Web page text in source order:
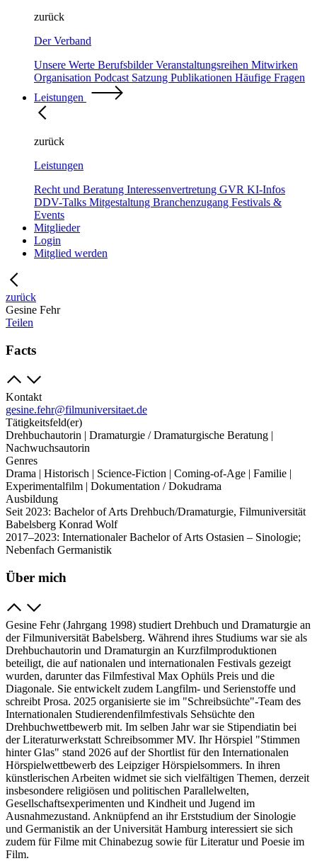
zurück
Der Verband
Unsere Werte BerufsbilderVeranstaltungsreihen Mitwirken
Organisation Podcast Satzung Publikationen Häufige Fragen
Leistungen
zurück
Leistungen
Recht und Beratung Interessenvertretung GVR KI-Infos
DDV-Talks Mitgestaltung Branchenzugang Festivals &
Events
Mitglieder
Login
Mitglied werden
zurück
Gesine Fehr
Teilen
Facts
Kontakt
gesine.fehr@filmuniversitaet.de
Tätigkeitsfeld(er)
Drehbuchautorin | Dramaturgie / Dramaturgische Beratung |
Nachwuchsautorin
Genres
Drama | Historisch | Science-Fiction | Coming-of-Age | Familie |
Experimentalfilm | Dokumentation / Dokudrama
Ausbildung
Seit 2023: Bachelor of Arts Drehbuch/Dramaturgie, Filmuniversität
Babelsberg Konrad Wolf
2017–2023: Internationaler Bachelor of Arts Ostasien – Sinologie;
Nebenfach Germanistik
Über mich
Gesine Fehr (Jahrgang 1998) studiert Drehbuch und Dramaturgie an
der Filmuniversität Babelsberg. Während ihres Studiums war sie als
Drehbuchautorin und Dramaturgin an Kurzfilmproduktionen
beteiligt, die auf nationalen und internationalen Festivals gezeigt
wurden, darunter das Filmfestival Max Ophüls Preis und die
Diagonale. Sie entwickelt zudem Langfilm- und Serienstoffe und
schreibt Prosa. 2025 organisierte sie im "Schreibsüchte"-Team des
Internationalen Studierendenfilmfestivals Sehsüchte den
Drehbuchwettbewerb mit. Im selben Jahr war sie Stipendiatin bei
der Literaturwerkstatt Schreibsommer MV. Ihr Hörspiel "Stimmen
hinter Glas" stand 2026 auf der Shortlist für den Internationalen
Hörspielwettbewerb des Leipziger Hörspielsommers. In ihren
künstlerischen Arbeiten widmet sie sich vielfältigen Themen, derzeit
insbesondere religiösen und politischen Parallelwelten,
Gesellschaftsexperimenten und Kindheit und Jugend im
Ausnahmezustand. Anknüpfend an ihr Erststudium der Sinologie
und Germanistik an der Universität Hamburg interessiert sie sich
zudem für Filme mit Chinabezug sowie für Literatur und Poesie im
Film.